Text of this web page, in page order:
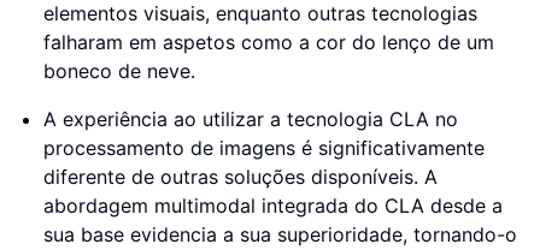
elementos visuais, enquanto outras tecnologias
falharam em aspetos como a cor do lenço de um
boneco de neve.
A experiência ao utilizar a tecnologia CLA no
processamento de imagens é significativamente
diferente de outras soluções disponíveis. A
abordagem multimodal integrada do CLA desde a
sua base evidencia a sua superioridade, tornando-o